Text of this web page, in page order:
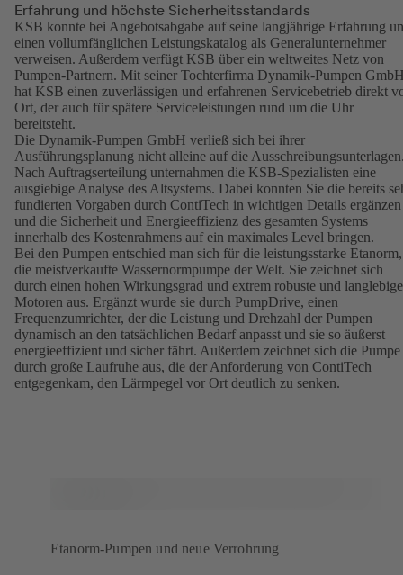
Erfahrung und höchste Sicherheitsstandards
KSB konnte bei Angebotsabgabe auf seine langjährige Erfahrung
einen vollumfänglichen Leistungskatalog als Generalunternehmer
verweisen. Außerdem verfügt KSB über ein weltweites Netz von
Pumpen-Partnern. Mit seiner Tochterfirma Dynamik-Pumpen
hat KSB einen zuverlässigen und erfahrenen Servicebetrieb direkt
Ort, der auch für spätere Serviceleistungen rund um die Uhr
bereitsteht.
Die Dynamik-Pumpen GmbH verließ sich bei ihrer
Ausführungsplanung nicht alleine auf die
Nach Auftragserteilung unternahmen die KSB-Spezialisten eine
ausgiebige Analyse des Altsystems. Dabei konnten Sie die bereits
fundierten Vorgaben durch ContiTech in wichtigen Details ergänzen
und die Sicherheit und Energieeffizienz des gesamten Systems
innerhalb des Kostenrahmens auf ein maximales Level bringen.
Bei den Pumpen entschied man sich für die leistungsstarke Etanorm,
die meistverkaufte Wassernormpumpe der Welt. Sie zeichnet sich
durch einen hohen Wirkungsgrad und extrem robuste und langlebige
Motoren aus. Ergänzt wurde sie durch PumpDrive, einen
Frequenzumrichter, der die Leistung und Drehzahl der Pumpen
dynamisch an den tatsächlichen Bedarf anpasst und sie so äußerst
energieeffizient und sicher fährt. Außerdem zeichnet sich die Pumpe
durch große Laufruhe aus, die der Anforderung von ContiTech
entgegenkam, den Lärmpegel vor Ort deutlich zu senken.
Etanorm-Pumpen und neue Verrohrung